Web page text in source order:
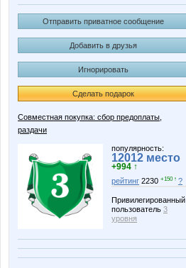
Отправить приватное сообщение
Добавить в друзья
Игнорировать
Сделать подарок
Совместная покупка: сбор предоплаты,
раздачи
популярность:
12012 место
+994 ↑
рейтинг 2230 +150 ↑ ?
Привилегированный
пользователь 3
уровня